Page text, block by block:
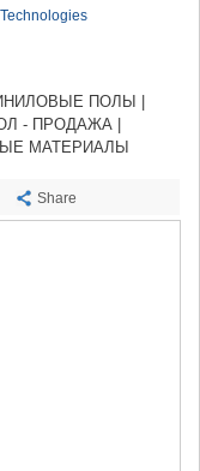
ПОЛЫ |
- ПРОДАЖА |
МАТЕРИАЛЫ
Share